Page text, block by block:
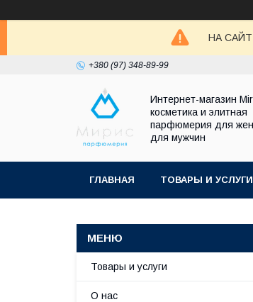
НА
+380 (97) 348-89-99
Интернет-магазин
косметика и элитная
парфюмерия для
для мужчин
ГЛАВНАЯ ТОВАРЫ И УСЛУГИ
Товары и услуги
О нас